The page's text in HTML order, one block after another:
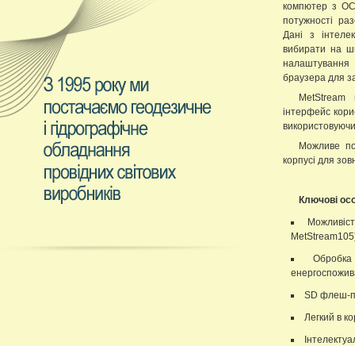
компютер з ОС
потужності
Дані з
вибирати на
налаштування
браузера для
інтерфейс
Можливе
корпусі для
Ключові
SD флеш-
Легкий в